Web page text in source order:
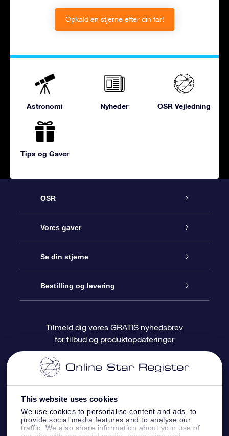
This website uses cookies
We use cookies to personalise content and ads, to
provide social media features and to analyse our
traffic. We also share information about your use of
Opkald en stjerne efter din far!
Astronomi Nyheder OSR Vejledning
Tips og Gaver
OSR
Kundeservice
Kontakt os
Bloggen
Anmeldelser
Vores gaver
Online Stjernegave
OSR Gavepakke
OSR Gavekortet
Firmagaver
Se din stjerne
Star Register
Personliggjort Stjerneside
One Million Stars
OSR Stjerne-pauseskærm
Flyv mig ud til stjernerne VR-App
Bestilling og levering
Betalingsinformation
Forsendelsesoplysninger
Returpolitik
Konstellationer
Tilmeld dig vores GRATIS nyhedsbrev
for tilbud og produktopdateringer